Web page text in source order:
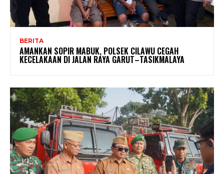
BERITA
AMANKAN SOPIR MABUK, POLSEK CILAWU CEGAH
KECELAKAAN DI JALAN RAYA GARUT–TASIKMALAYA